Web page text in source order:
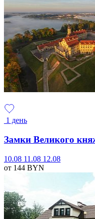
1 день
Замки Великого
10.08 11.08 12.08
от 144 BYN